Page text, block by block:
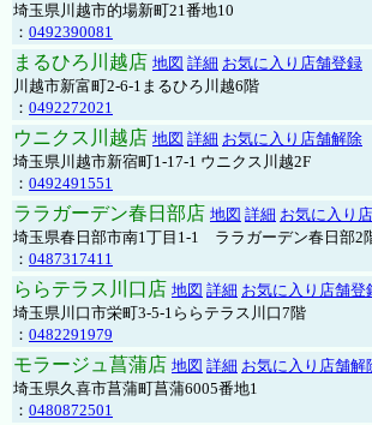
埼玉県川越市的場新町21番地10
： 0492390081
まるひろ川越店 地図 詳細 お気に入り店舗登録
川越市新富町2-6-1まるひろ川越6階
： 0492272021
ウニクス川越店 地図 詳細 お気に入り店舗解除
埼玉県川越市新宿町1-17-1 ウニクス川越2F
： 0492491551
ララガーデン春日部店 地図 詳細 お気に入り
埼玉県春日部市南1丁目1-1 ララガーデン春日部2
： 0487317411
ららテラス川口店 地図 詳細 お気に入り店舗登
埼玉県川口市栄町3-5-1ららテラス川口7階
： 0482291979
モラージュ菖蒲店 地図 詳細 お気に入り店舗解
埼玉県久喜市菖蒲町菖蒲6005番地1
： 0480872501